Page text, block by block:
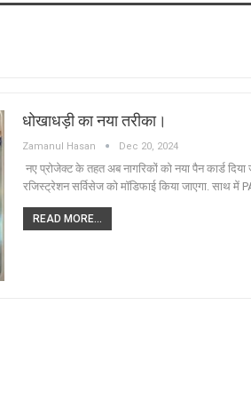
धोखाधड़ी का नया तरीका।
Zamanul Hasan Dec 20, 2024
नए प्रोजेक्ट के तहत अब नागरिकों को नया पैन कार्ड
रजिस्ट्रेशन सर्विसेज को मॉडिफाई किया जाएगा. साथ
READ MORE...